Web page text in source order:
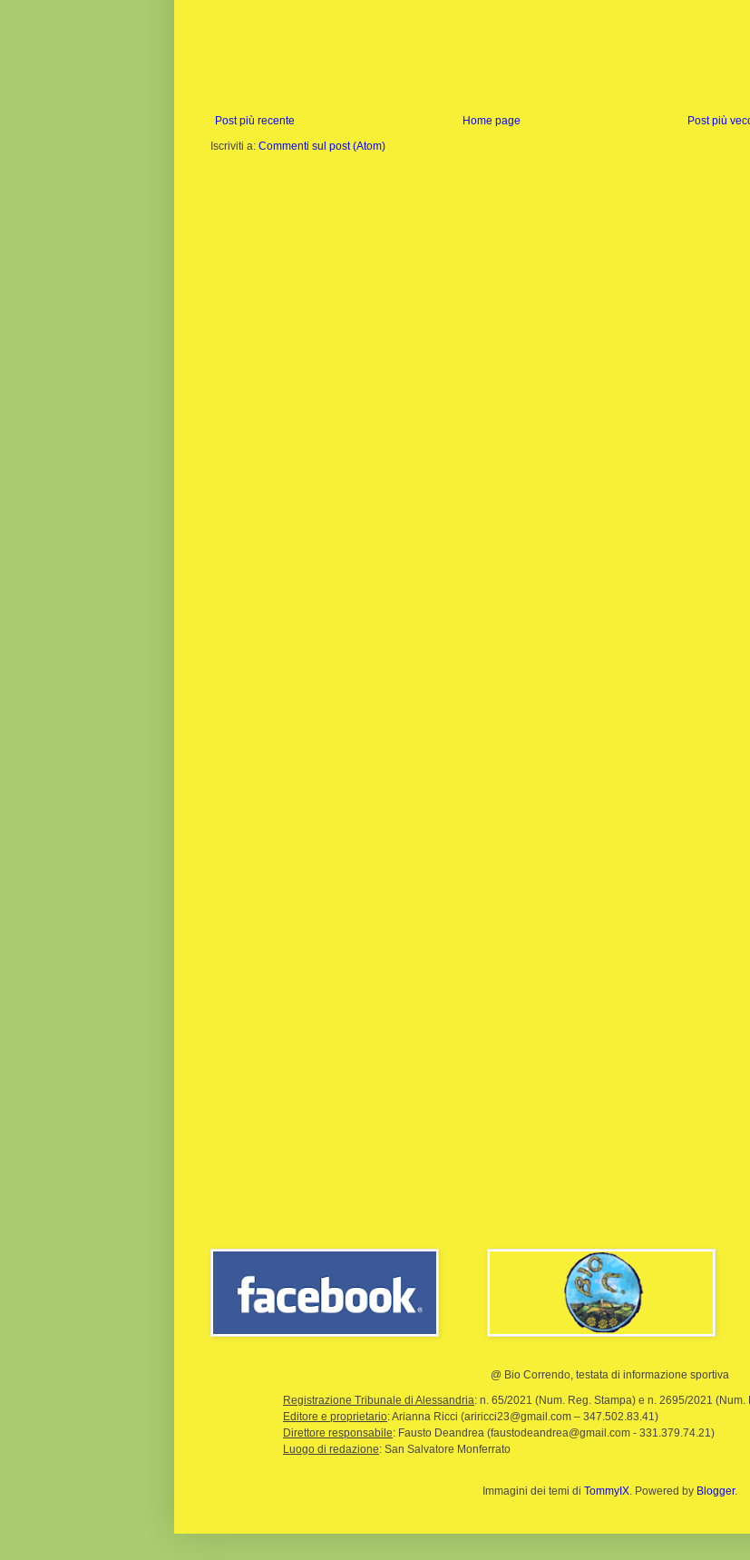
Post più recente Post più
Home page
Iscriviti a: Commenti sul post (Atom)
@ Bio Correndo, testata di informazione sportiva
Registrazione Tribunale di Alessandria: n. 65/2021 (Num. Reg. Stampa) e n. 2695/2021 (Num.
Editore e proprietario: Arianna Ricci (ariricci23@gmail.com – 347.502.83.41)
Direttore responsabile: Fausto Deandrea (faustodeandrea@gmail.com - 331.379.74.21)
Luogo di redazione: San Salvatore Monferrato
Immagini dei temi di TommyIX. Powered by Blogger.